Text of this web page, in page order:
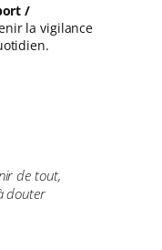
/
la vigilance
de tout,
douter